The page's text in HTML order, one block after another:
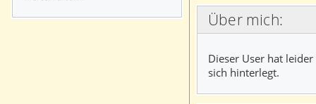
Über mich:
Dieser User hat
sich hinterlegt.